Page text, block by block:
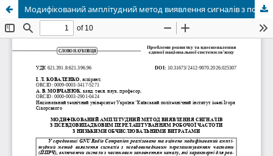
Модифікований амплітудний метод виявлення сигналів з псевдовипадковим перелаштуванням робочої частоти з низькими обчислювальними витратами